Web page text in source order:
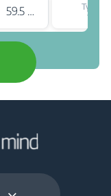
59.5 cm
Type
froid